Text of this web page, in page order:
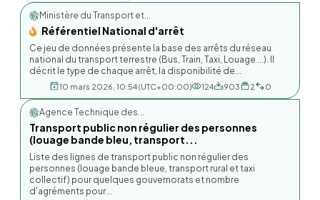
Ministère du Transport et...
Référentiel National d'arrêt
Ce jeu de données présente la base des arrêts du réseau
national du transport terrestre (Bus, Train, Taxi, Louage ...). Il
décrit le type de chaque arrêt, la disponibilité de...
10 mars 2026, 10:54 (UTC+00:00) 124 903 2 0
Agence Technique des...
Transport public non régulier des personnes
(louage bande bleu, transport...
Liste des lignes de transport public non régulier des
personnes (louage bande bleue, transport rural et taxi
collectif) pour quelques gouvernorats et nombre
d'agréments pour...